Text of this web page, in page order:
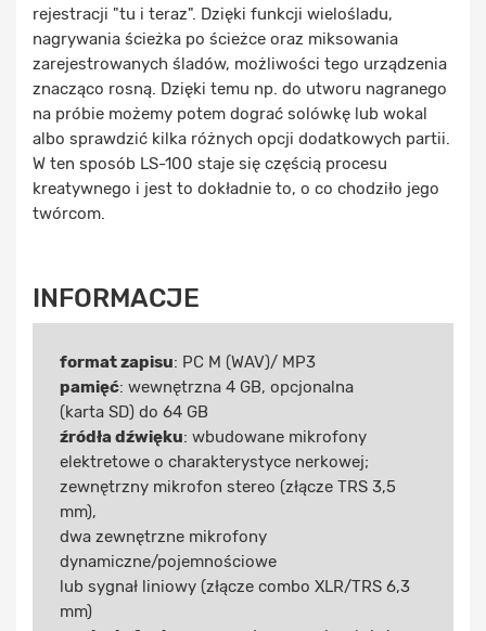
rejestracji "tu i teraz". Dzięki funkcji wielośladu,
nagrywania ścieżka po ścieżce oraz miksowania
zarejestrowanych śladów, możliwości tego urządzenia
znacząco rosną. Dzięki temu np. do utworu nagranego
na próbie możemy potem dograć solówkę lub wokal
albo sprawdzić kilka różnych opcji dodatkowych partii.
W ten sposób LS-100 staje się częścią procesu
kreatywnego i jest to dokładnie to, o co chodziło jego
twórcom.
INFORMACJE
format zapisu: PC M (WAV)/ MP3
pamięć: wewnętrzna 4 GB, opcjonalna
(karta SD) do 64 GB
źródła dźwięku: wbudowane mikrofony
elektretowe o charakterystyce nerkowej;
zewnętrzny mikrofon stereo (złącze TRS 3,5
mm),
dwa zewnętrzne mikrofony
dynamiczne/pojemnościowe
lub sygnał liniowy (złącze combo XLR/TRS 6,3
mm)